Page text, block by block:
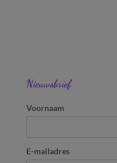
Nieuwsbrief
Voornaam
E-mailadres